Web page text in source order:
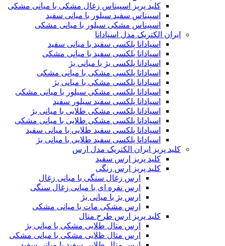
کلید پریز اسپیناس زغال مشکی با میانی مشکی
اسپیناس سفید سیلور با میانی سفید
اسپیناس مشکی سیلور با میانی مشکی
ایران الکتریک مدل اسپادانا
اسپادانا پلکسی سفید با میانی سفید
اسپادانا پلکسی سفید با میانی مشکی
اسپادانا پلکسی بژ با میانی بژ
اسپادانا پلکسی مشکی با میانی مشکی
اسپادانا پلکسی مشکی با میانی بژ
اسپادانا پلکسی مشکی سیلور با میانی مشکی
اسپادانا پلکسی سفید سیلور سفید
اسپادانا پلکسی مشکی طلایی با میانی بژ
اسپادانا پلکسی مشکی طلایی با میانی مشکی
اسپادانا پلکسی سفید طلایی با میانی سفید
اسپادانا پلکسی سفید طلایی با میانی بژ
کلید پریز ایران الکتریک مدل ارس
کلید پریز ارس سفید
کلید پریز ارس رنگی
ارس زغال سنگی با میانی زغال
ارس نقره ای با میانی زغال سنگی
ارس بژ با میانی بژ
ارس مشکی مات با میانی مشکی
کلید پریز ارس طرح متال
ارس متال طلایی مشکی با میانی بژ
ارس متال طلایی مشکی با میانی مشکی